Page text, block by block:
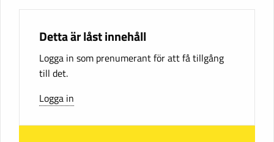
Detta är låst innehåll
Logga in som prenumerant för att få tillgång
till det.
Logga in